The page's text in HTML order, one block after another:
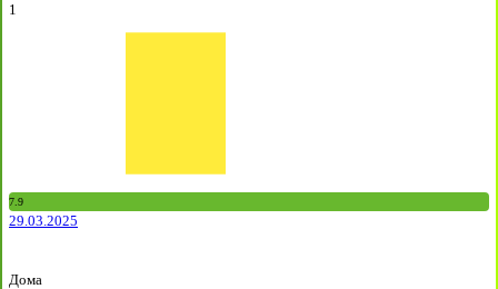
1
7.9
29.03.2025
Дома